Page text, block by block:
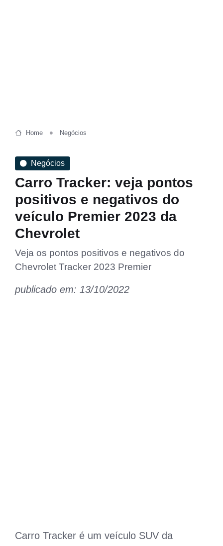
Home Negócios
Negócios
Carro Tracker: veja pontos
positivos e negativos do
veículo Premier 2023 da
Chevrolet
Veja os pontos positivos e negativos do
Chevrolet Tracker 2023 Premier
publicado em: 13/10/2022
Carro Tracker é um veículo SUV da